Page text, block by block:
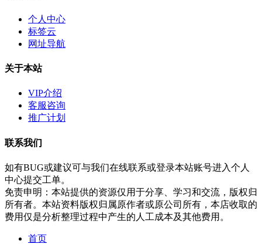
个人中心
标签云
网址导航
关于本站
VIP介绍
客服咨询
推广计划
联系我们
如有BUG或建议可与我们在线联系或登录本站账号进入个人
中心提交工单。
免责申明：本站提供的资源仅用于分享、学习和交流，版权归
所有者。本站资料版权归属原作者或原公司所有，本店收取的
费用仅是分析整理过程中产生的人工成本及其他费用。
首页